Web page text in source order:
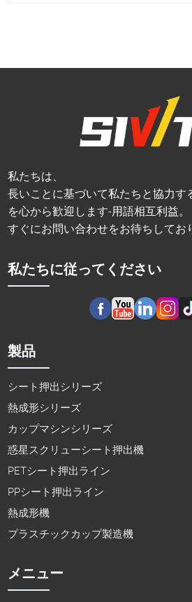
私たちは、
長いことに基づいて私たちと協力す
を心から歓迎します-用語相互利益。
すぐにお問い合わせをお待ちしてお
私たちに従ってください
製品
シート押出シリーズ
熱成形シリーズ
カップマシンシリーズ
惑星スクリューシート押出機
PETシート押出ライン
PPシート押出ライン
熱成形機
プラスチックカップ製造機
メニュー